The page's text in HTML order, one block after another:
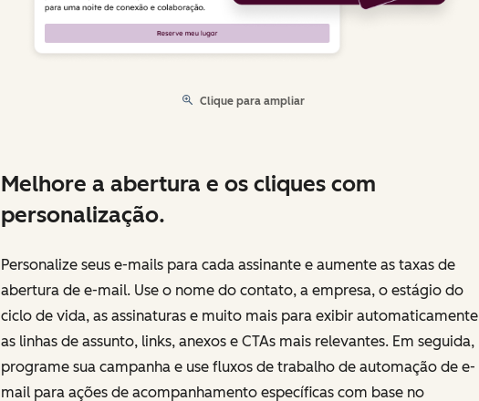
Clique para ampliar
Melhore a abertura e os cliques com
personalização.
Personalize seus e-mails para cada assinante e aumente as taxas de
abertura de e-mail. Use o nome do contato, a empresa, o estágio do
ciclo de vida, as assinaturas e muito mais para exibir automaticamente
as linhas de assunto, links, anexos e CTAs mais relevantes. Em seguida,
programe sua campanha e use fluxos de trabalho de automação de e-
mail para ações de acompanhamento específicas com base no